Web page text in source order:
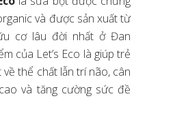
và được sản xuất từ
cơ lâu đời nhất ở Đan
của Let’s Eco là giúp trẻ
thể chất lẫn trí não, cân
và tăng cường sức đề